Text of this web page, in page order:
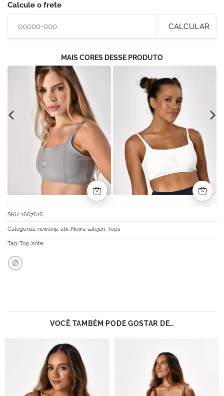
Calcule o frete
CALCULAR
MAIS CORES DESSE PRODUTO
SKU: 1667616
Categorias: newsvip, atk, News, salejun, Tops
Tag: Top Xote
VOCÊ TAMBÉM PODE GOSTAR DE…